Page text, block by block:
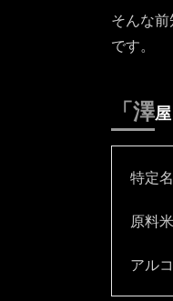
そんな
です。
「澤
特定
原料
アル